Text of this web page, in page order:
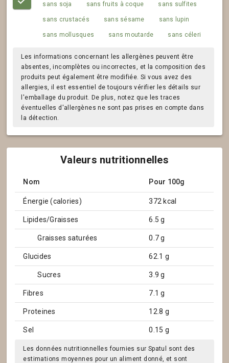
sans soja sans fruits à coque sans sulfites
sans crustacés sans sésame sans lupin
sans mollusques sans moutarde sans céleri
Les informations concernant les allergènes peuvent être
absentes, incomplètes ou incorrectes, et la composition des
produits peut également être modifiée. Si vous avez des
allergies, il est essentiel de toujours vérifier les détails sur
l'emballage du produit. De plus, notez que les traces
éventuelles d'allergènes ne sont pas prises en compte dans
la détection.
Valeurs nutritionnelles
Nom Pour 100g
Énergie (calories) 372 kcal
Lipides/Graisses 6.5 g
Graisses saturées 0.7 g
Glucides 62.1 g
Sucres 3.9 g
Fibres 7.1 g
Proteines 12.8 g
Sel 0.15 g
Les données nutritionnelles fournies sur Spatul sont des
estimations moyennes pour un aliment donné, et sont